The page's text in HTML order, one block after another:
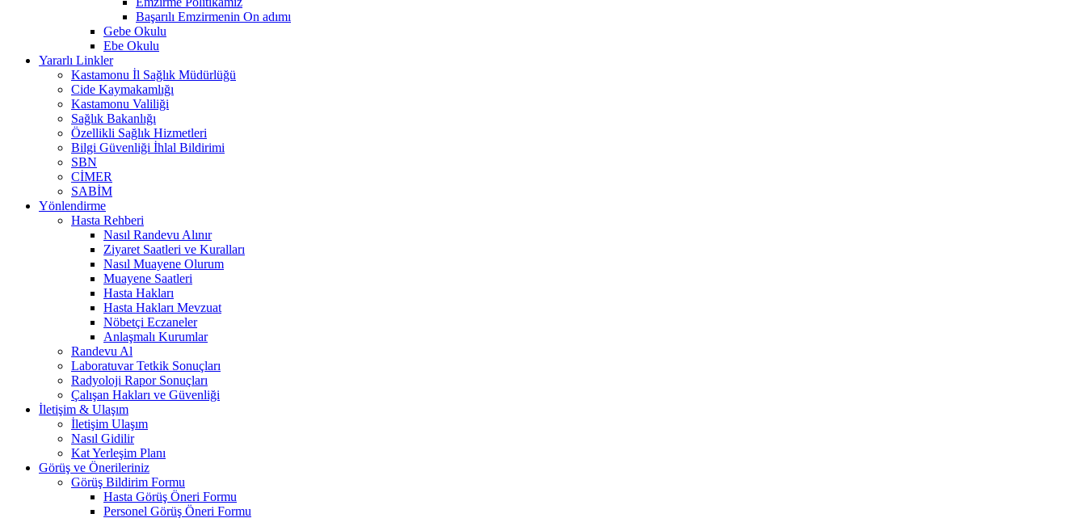
Başarılı Emzirmenin On adımı
Gebe Okulu
Ebe Okulu
Yararlı Linkler
Kastamonu İl Sağlık Müdürlüğü
Cide Kaymakamlığı
Kastamonu Valiliği
Sağlık Bakanlığı
Özellikli Sağlık Hizmetleri
Bilgi Güvenliği İhlal Bildirimi
SBN
CİMER
SABİM
Yönlendirme
Hasta Rehberi
Nasıl Randevu Alınır
Ziyaret Saatleri ve Kuralları
Nasıl Muayene Olurum
Muayene Saatleri
Hasta Hakları
Hasta Hakları Mevzuat
Nöbetçi Eczaneler
Anlaşmalı Kurumlar
Randevu Al
Laboratuvar Tetkik Sonuçları
Radyoloji Rapor Sonuçları
Çalışan Hakları ve Güvenliği
İletişim & Ulaşım
İletişim Ulaşım
Nasıl Gidilir
Kat Yerleşim Planı
Görüş ve Önerileriniz
Görüş Bildirim Formu
Hasta Görüş Öneri Formu
Personel Görüş Öneri Formu